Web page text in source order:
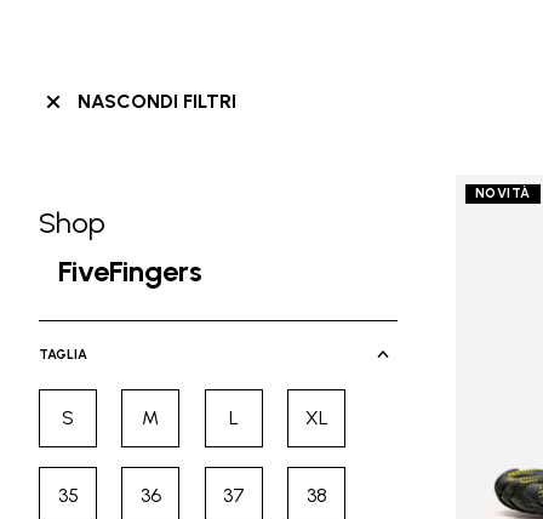
NASCONDI FILTRI
Skip filters go to products
Shop
Refine by Categoria: Shop
FiveFingers
TAGLIA
SRefine by Taglia: S
MRefine by Taglia: M
LRefine by Taglia: L
XLRefine by Taglia: XL
35Refine by Taglia: 35
36Refine by Taglia: 36
37Refine by Taglia: 37
38Refine by Taglia: 38
NOVITÀ